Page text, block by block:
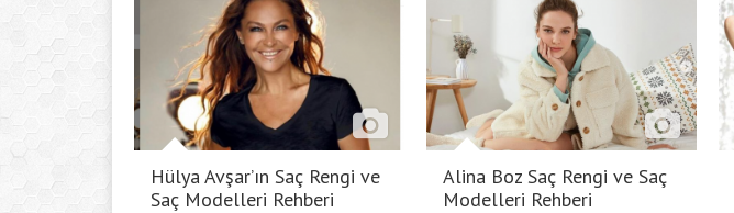
Hülya Avşar’ın Saç Rengi ve
Saç Modelleri Rehberi
Alina Boz Saç Rengi ve Saç
Modelleri Rehberi